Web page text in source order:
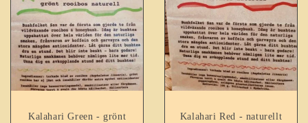
Kalahari Green - grönt
Kalahari Red - naturellt